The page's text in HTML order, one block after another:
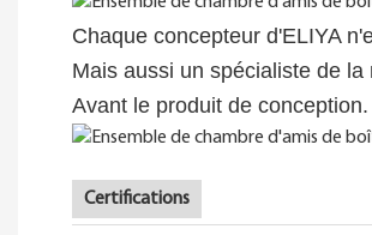
Chaque concepteur d'ELIYA
Mais aussi un spécialiste de
Avant le produit de conception.
Certifications